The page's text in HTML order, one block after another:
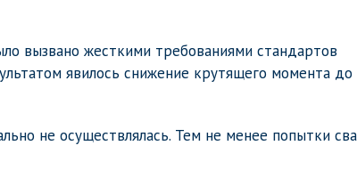
вызвано жесткими требованиями стандартов
явилось снижение крутящего момента до
не осуществлялась. Тем не менее попытки